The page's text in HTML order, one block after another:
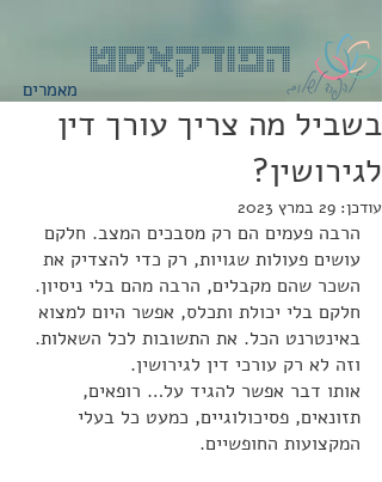
מאמרים
הפודקאסט
בשביל מה צריך עורך דין
לגירושין?
עודכן: 29 במרץ 2023
הרבה פעמים הם רק מסבכים המצב. חלקם
עושים פעולות שגויות, רק כדי להצדיק את
השכר שהם מקבלים, הרבה מהם בלי ניסיון.
חלקם בלי יכולת ותכלס, אפשר היום למצוא
באינטרנט הכל. את התשובות לכל השאלות.
וזה לא רק עורכי דין לגירושין.
אותו דבר אפשר להגיד על… רופאים,
תזונאים, פסיכולוגיים, כמעט כל בעלי
המקצועות החופשיים.